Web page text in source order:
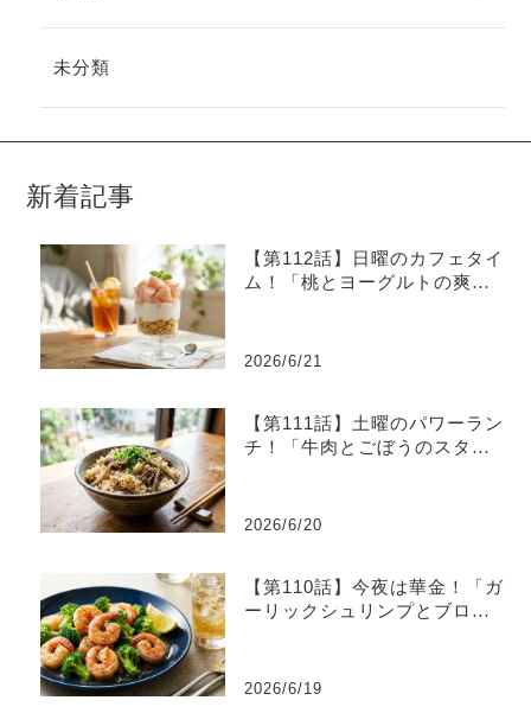
未分類
新着記事
【第112話】日曜のカフェタイ
ム！「桃とヨーグルトの爽や
2026/6/21
【第111話】土曜のパワーラン
チ！「牛肉とごぼうのスタミ
2026/6/20
【第110話】今夜は華金！「ガ
ーリックシュリンプとブロッ
2026/6/19